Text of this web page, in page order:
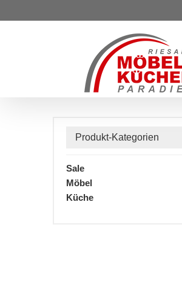
Inhalt
Produkt-Kategorien
Sale
Möbel
Küche